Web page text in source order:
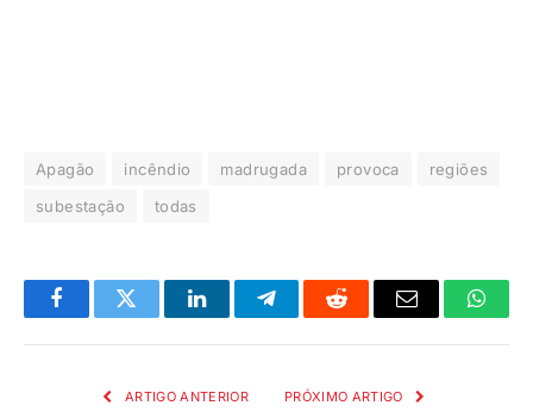
Apagão incêndio madrugada provoca
regiões
subestação
todas
FacebookTwitter LinkedInTelegramaReddit
E-
ARTIGO ANTERIOR PRÓXIMO ARTIGO